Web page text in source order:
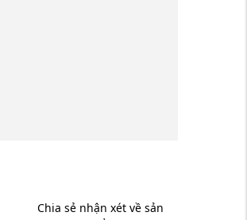
Chia sẻ nhận xét về sản